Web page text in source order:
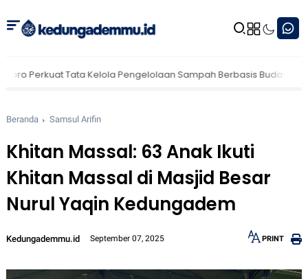
Tata Kelola Pengelolaan Sampah Berbasis Budaya Waspada
Beranda Samsul Arifin
Khitan Massal: 63 Anak Ikuti
Khitan Massal di Masjid Besar
Nurul Yaqin Kedungadem
Kedungademmu.id September 07, 2025 PRINT